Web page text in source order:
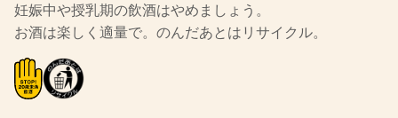
妊娠中や授乳期の飲酒はやめましょう。
お酒は楽しく適量で。のんだあとはリサイクル。